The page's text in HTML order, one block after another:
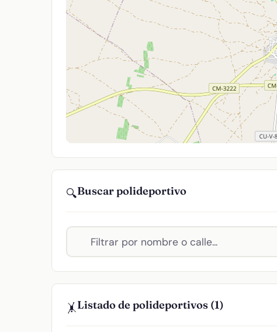
🔍Buscar polideportivo
🤸Listado de polideportivos (1)